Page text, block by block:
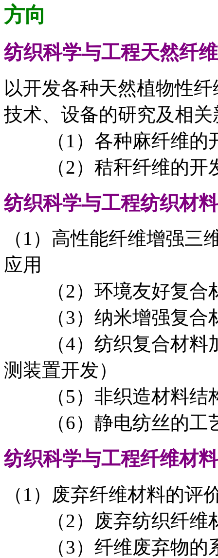
方向
纺织科学与工程天然纤维
以开发各种天然植物性
技术、设备的研究及相
（1）各种麻纤维的
（2）秸秆纤维的开
纺织科学与工程纺织材料
（1）高性能纤维增强
应用
（2）环境友好复合
（3）纳米增强复合
（4）纺织复合材料
测装置开发）
（5）非织造材料结
（6）静电纺丝的工
纺织科学与工程纤维材料
（1）废弃纤维材料的评
（2）废弃纺织纤维
（3）纤维废弃物的